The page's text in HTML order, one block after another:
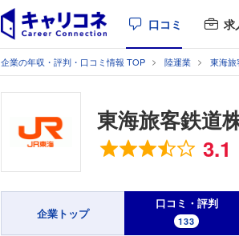
口コミ 求
企業の年収・評判・口コミ情報 TOP 陸運業 東海旅
東海旅客鉄道
総合評価
3.1
企業トップ
口コミ・評判
133